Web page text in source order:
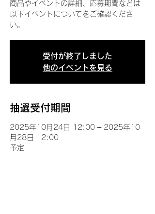
商品やイベントの詳細、応募期間などは
以下イベントについてをご確認くださ
い。
受付が終了しました
他のイベントを見る
抽選受付期間
2025年10月24日 12:00 – 2025年10
月28日 12:00
予定